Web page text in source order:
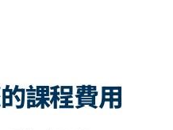
課程費用